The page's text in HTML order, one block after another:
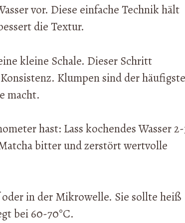
vor. Diese einfache Technik hält
die Textur.
kleine Schale. Dieser Schritt
Klumpen sind der häufigste
macht.
hast: Lass kochendes Wasser
bitter und zerstört wertvolle
in der Mikrowelle. Sie sollte heiß
bei 60-70°C.